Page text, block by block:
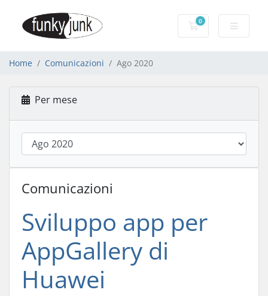
0
Carrello
Home Comunicazioni Ago 2020
Per mese
Comunicazioni
Sviluppo app per
AppGallery di
Huawei